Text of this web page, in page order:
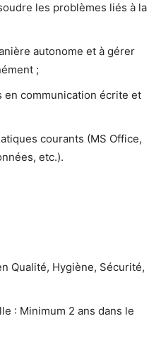
les problèmes liés à la
autonome et à gérer
;
en communication écrite et
courants (MS Office,
etc.).
Qualité, Hygiène, Sécurité,
: Minimum 2 ans dans le